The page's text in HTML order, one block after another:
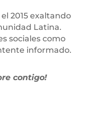
2015 exaltando
Latina.
sociales como
informado.
contigo!